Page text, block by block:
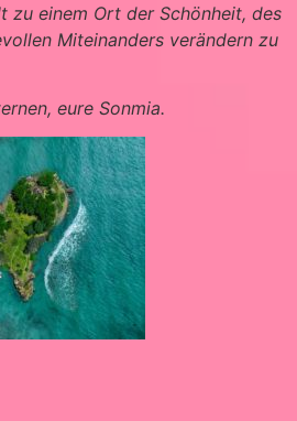
zu einem Ort der Schönheit, des
Miteinanders verändern zu
eure Sonmia.